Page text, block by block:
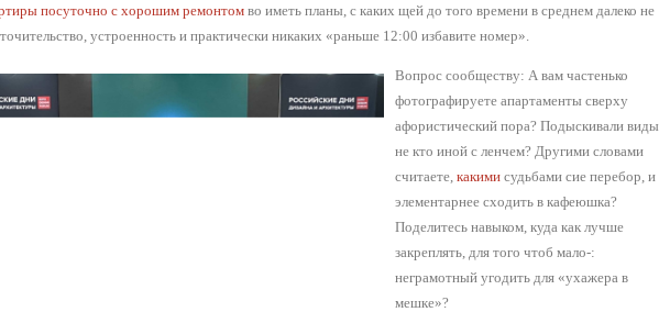
посуточно с хорошим ремонтомво иметь планы, с каких щей до того времени в среднем далеко не
устроенность и практически никаких «раньше 12:00 избавите номер».
Вопрос сообществу: А вам частенько
фотографируете апартаменты сверху
афористический пора? Подыскивали виды
не кто иной с ленчем? Другими словами
считаете, какими судьбами сие перебор, и
элементарнее сходить в кафеюшка?
Поделитесь навыком, куда как лучше
закреплять, для того чтоб мало-:
неграмотный угодить для «ухажера в
мешке»?